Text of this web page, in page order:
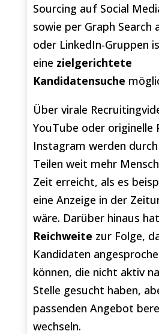
Sourcing auf Social
sowie per Graph Search
oder LinkedIn-Gruppen
eine zielgerichtete
Kandidatensuche
Über virale
YouTube oder originelle
Instagram werden
Teilen weit mehr
Zeit erreicht, als es
eine Anzeige in der
wäre. Darüber hinaus
Reichweite zur Folge,
Kandidaten
können, die nicht aktiv
Stelle gesucht haben,
passenden Angebot
wechseln.